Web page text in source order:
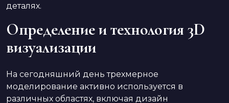
деталях.
Определение и технология 3D
визуализации
На сегодняшний день трехмерное
моделирование активно используется в
различных областях, включая дизайн